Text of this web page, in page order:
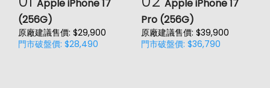
Apple iPhone 17
(256G)
原廠建議售價: $29,900
門市破盤價: $28,490
Apple iPhone 17
Pro (256G)
原廠建議售價: $39,900
門市破盤價: $36,790